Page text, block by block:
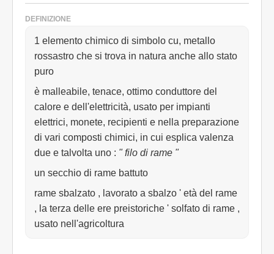
DEFINIZIONE
1 elemento chimico di simbolo cu, metallo
rossastro che si trova in natura anche allo stato
puro
è malleabile, tenace, ottimo conduttore del
calore e dell'elettricità, usato per impianti
elettrici, monete, recipienti e nella preparazione
di vari composti chimici, in cui esplica valenza
due e talvolta uno : " filo di rame "
un secchio di rame battuto
rame sbalzato , lavorato a sbalzo ' età del rame
, la terza delle ere preistoriche ' solfato di rame ,
usato nell'agricoltura